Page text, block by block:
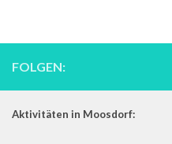
FOLGEN:
Aktivitäten in Moosdorf: